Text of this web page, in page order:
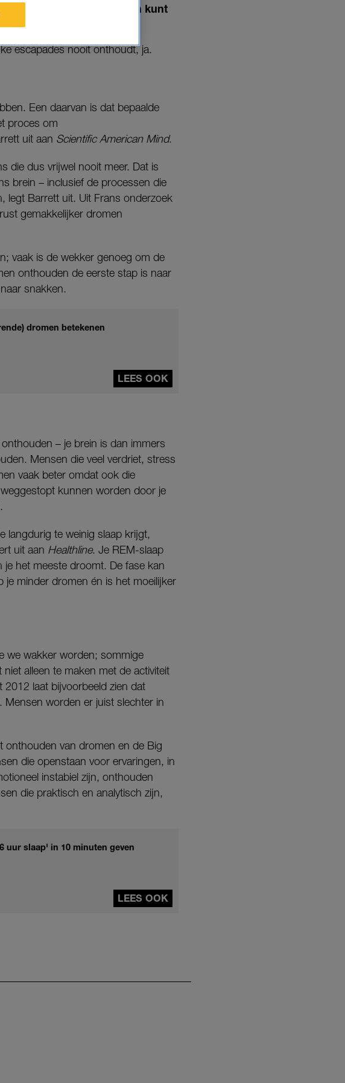
wat bepaalt of je dromen kunt
escapades nooit onthoudt, ja.
Een daarvan is dat bepaalde
proces om
uit aan Scientific American Mind.
die dus vrijwel nooit meer. Dat is
brein – inclusief de processen die
legt Barrett uit. Uit Frans onderzoek
gemakkelijker dromen
vaak is de wekker genoeg om de
onthouden de eerste stap is naar
snakken.
dromen betekenen
LEES OOK
– je brein is dan immers
Mensen die veel verdriet, stress
vaak beter omdat ook die
kunnen worden door je
langdurig te weinig slaap krijgt,
uit aan Healthline. Je REM-slaap
je het meeste droomt. De fase kan
minder dromen én is het moeilijker
we wakker worden; sommige
alleen te maken met de activiteit
laat bijvoorbeeld zien dat
worden er juist slechter in
onthouden van dromen en de Big
die openstaan voor ervaringen, in
instabiel zijn, onthouden
die praktisch en analytisch zijn,
uur slaap' in 10 minuten geven
LEES OOK